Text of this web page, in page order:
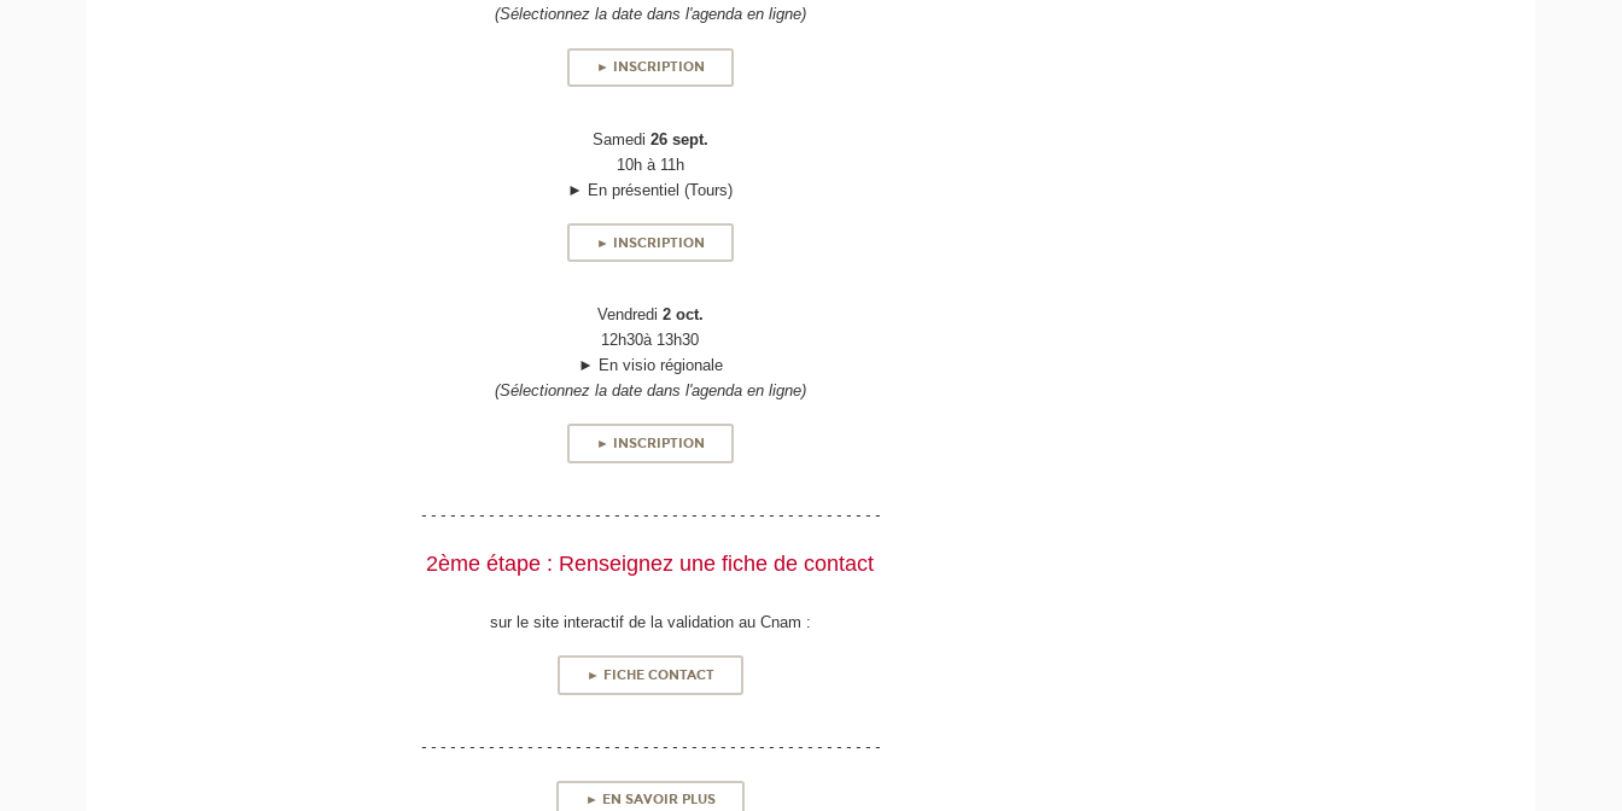
(Sélectionnez la date dans l'agenda en ligne)
► INSCRIPTION
Samedi 26 sept.
10h à 11h
► En présentiel (Tours)
► INSCRIPTION
Vendredi 2 oct.
12h30à 13h30
► En visio régionale
(Sélectionnez la date dans l'agenda en ligne)
► INSCRIPTION
- - - - - - - - - - - - - - - - - - - - - - - - - - - - - - - - - - - - - - - - - - - - - - - -
2ème étape : Renseignez une fiche de contact
sur le site interactif de la validation au Cnam :
► FICHE CONTACT
- - - - - - - - - - - - - - - - - - - - - - - - - - - - - - - - - - - - - - - - - - - - - - - -
► EN SAVOIR PLUS